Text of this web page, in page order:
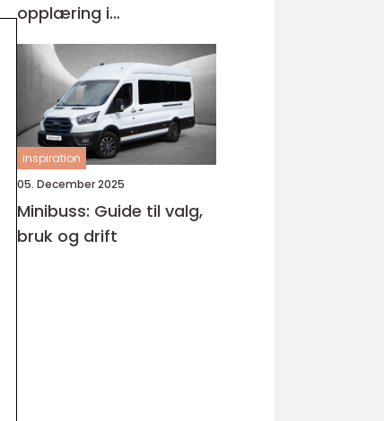
opplæring i
Bjørnafjorden
inspiration
05. December 2025
Minibuss: Guide til valg,
bruk og drift